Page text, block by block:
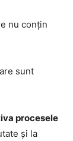
nu conțin
sunt
procesele
și la